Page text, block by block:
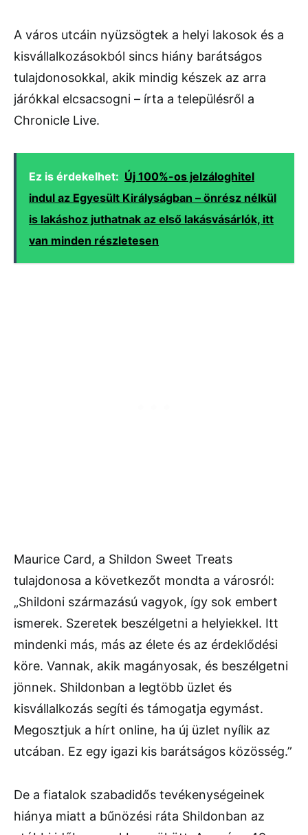
A város utcáin nyüzsögtek a helyi lakosok és a
kisvállalkozásokból sincs hiány barátságos
tulajdonosokkal, akik mindig készek az arra
járókkal elcsacsogni – írta a településről a
Chronicle Live.
Ez is érdekelhet: Új 100%-os jelzáloghitel
indul az Egyesült Királyságban – önrész nélkül
is lakáshoz juthatnak az első lakásvásárlók, itt
van minden részletesen
Maurice Card, a Shildon Sweet Treats
tulajdonosa a következőt mondta a városról:
„Shildoni származású vagyok, így sok embert
ismerek. Szeretek beszélgetni a helyiekkel. Itt
mindenki más, más az élete és az érdeklődési
köre. Vannak, akik magányosak, és beszélgetni
jönnek. Shildonban a legtöbb üzlet és
kisvállalkozás segíti és támogatja egymást.
Megosztjuk a hírt online, ha új üzlet nyílik az
utcában. Ez egy igazi kis barátságos közösség.”
De a fiatalok szabadidős tevékenységeinek
hiánya miatt a bűnözési ráta Shildonban az